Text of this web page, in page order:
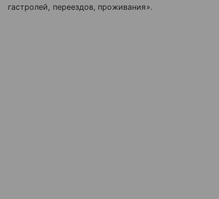
гастролей, переездов, проживания».